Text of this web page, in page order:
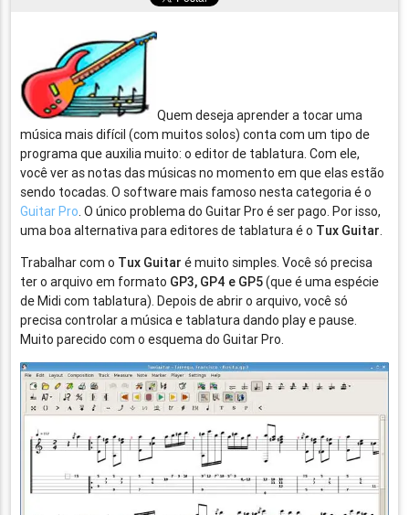
Quem deseja aprender a tocar uma
música mais difícil (com muitos solos) conta com um tipo de
programa que auxilia muito: o editor de tablatura. Com ele,
você ver as notas das músicas no momento em que elas estão
sendo tocadas. O software mais famoso nesta categoria é o
Guitar Pro. O único problema do Guitar Pro é ser pago. Por isso,
uma boa alternativa para editores de tablatura é o Tux Guitar.
Trabalhar com o Tux Guitar é muito simples. Você só precisa
ter o arquivo em formato GP3, GP4 e GP5(que é uma espécie
de Midi com tablatura). Depois de abrir o arquivo, você só
precisa controlar a música e tablatura dando play e pause.
Muito parecido com o esquema do Guitar Pro.